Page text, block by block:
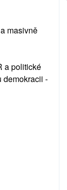
masivně
a politické
demokracii -